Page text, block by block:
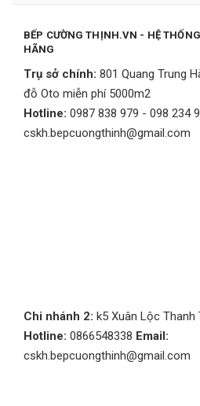
BẾP CƯỜNG THỊNH.VN - HỆ
HÃNG
Trụ sở chính: 801 Quang Trung
đỗ Oto miễn phí 5000m2
Hotline: 0987 838 979 - 098 234
cskh.bepcuongthinh@gmail.com
Chi nhánh 2: k5 Xuân Lộc Thanh
Hotline: 0866548338 Email:
cskh.bepcuongthinh@gmail.com